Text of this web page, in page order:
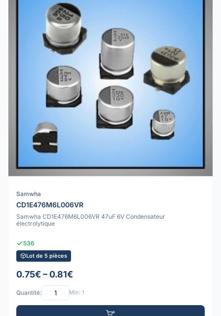
Samwha
CD1E476M6L006VR
Samwha CD1E476M6L006VR 47uF 6V Condensateur
électrolytique
536
Lot de 5 pièces
0.75€ – 0.81€
Quantité: Min: 1